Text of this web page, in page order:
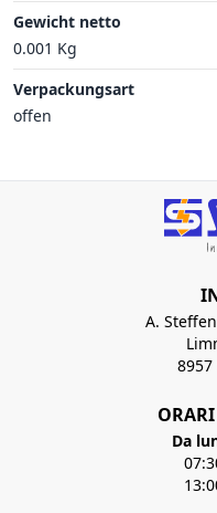
Gewicht netto
0.001 Kg
Verpackungsart
offen
A.
Da